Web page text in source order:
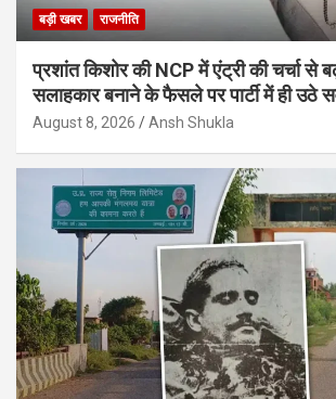
बड़ी खबर राजनीति
प्रशांत किशोर की NCP में एंट्री की चर्चा से
सलाहकार बनाने के फैसले पर पार्टी में ही उठे
August 8, 2026 Ansh Shukla